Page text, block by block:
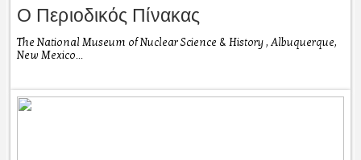
Ο Περιοδικός Πίνακας
The National Museum of Nuclear Science & History , Albuquerque,
New Mexico...